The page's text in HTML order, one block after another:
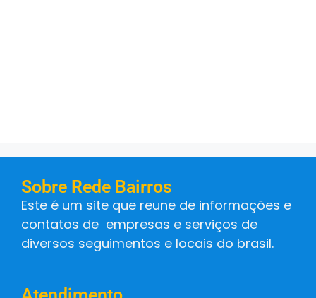
Sobre Rede Bairros
Este é um site que reune de informações e
contatos de empresas e serviços de
diversos seguimentos e locais do brasil.